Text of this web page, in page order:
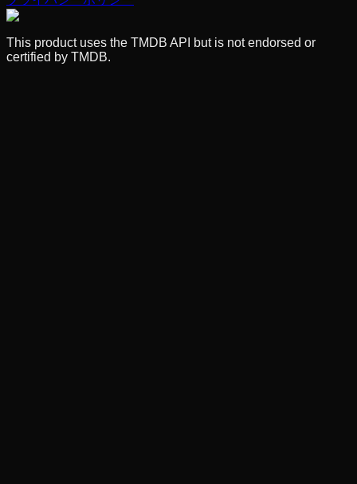
This product uses the TMDB API but is not endorsed or
certified by TMDB.